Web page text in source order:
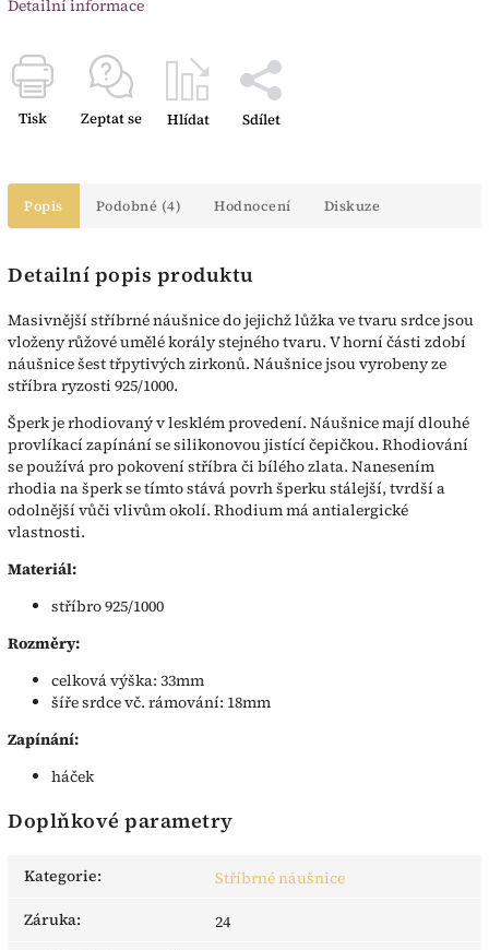
Detailní informace
Tisk Zeptat se Hlídat Sdílet
Popis Podobné (4) Hodnocení Diskuze
Detailní popis produktu
Masivnější stříbrné náušnice do jejichž lůžka ve tvaru srdce jsou
vloženy růžové umělé korály stejného tvaru. V horní části zdobí
náušnice šest třpytivých zirkonů. Náušnice jsou vyrobeny ze
stříbra ryzosti 925/1000.
Šperk je rhodiovaný v lesklém provedení. Náušnice mají dlouhé
provlíkací zapínání se silikonovou jistící čepičkou. Rhodiování
se používá pro pokovení stříbra či bílého zlata. Nanesením
rhodia na šperk se tímto stává povrh šperku stálejší, tvrdší a
odolnější vůči vlivům okolí. Rhodium má antialergické
vlastnosti.
Materiál:
stříbro 925/1000
Rozměry:
celková výška: 33mm
šíře srdce vč. rámování: 18mm
Zapínání:
háček
Doplňkové parametry
Kategorie:
Stříbrné náušnice
Záruka:
24